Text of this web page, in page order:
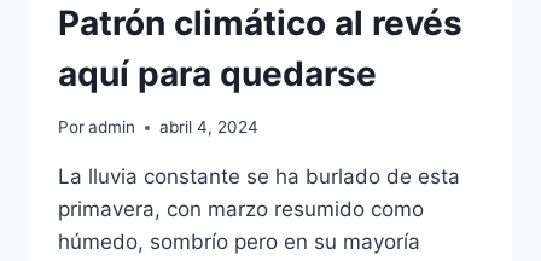
Patrón climático al revés
aquí para quedarse
Poradmin abril 4, 2024
La lluvia constante se ha burlado de esta
primavera, con marzo resumido como
húmedo, sombrío pero en su mayoría